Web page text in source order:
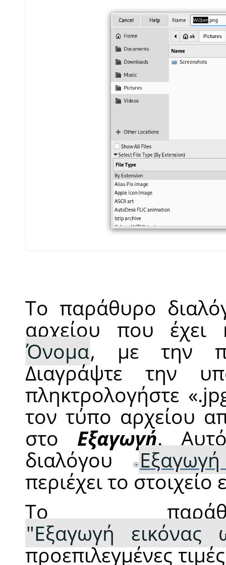
Το παράθυρο
αρχείου που έχει
Όνομα, με την
Διαγράψτε την
πληκτρολογήστε «
τον τύπο αρχείου
στο Εξαγωγή.
διαλόγου
περιέχει το
Το
"Εξαγωγή εικόνας
προεπιλεγμένες